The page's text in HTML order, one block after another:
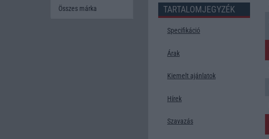
TARTALOMJEGYZÉK
Specifikáció
Árak
Kiemelt ajánlatok
Hírek
Szavazás
Összes márka